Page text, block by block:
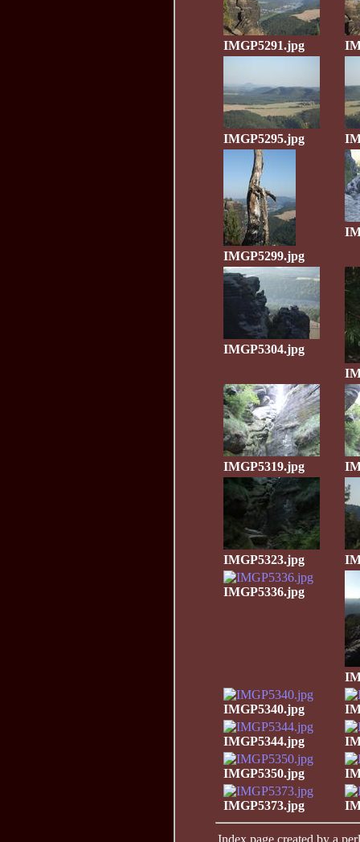
IMGP5291.jpg
IMGP5295.jpg
IMGP5299.jpg
IMGP5304.jpg
IMGP5319.jpg
IMGP5323.jpg
IMGP5336.jpg
IMGP5340.jpg
IMGP5344.jpg
IMGP5350.jpg
IMGP5373.jpg
Index page created by a